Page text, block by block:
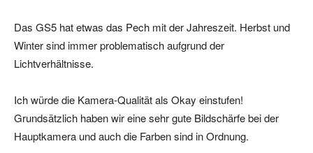
Das GS5 hat etwas das Pech mit der Jahreszeit. Herbst und
Winter sind immer problematisch aufgrund der
Lichtverhältnisse.
Ich würde die Kamera-Qualität als Okay einstufen!
Grundsätzlich haben wir eine sehr gute Bildschärfe bei der
Hauptkamera und auch die Farben sind in Ordnung.